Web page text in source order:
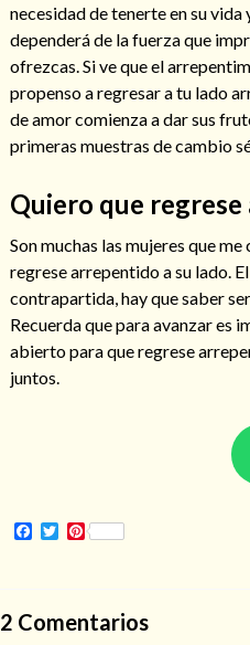
necesidad de tenerte en su
dependerá de la fuerza que
ofrezcas. Si ve que el
propenso a regresar a tu lado
de amor comienza a dar sus
primeras muestras de cambio
Quiero que
Son muchas las mujeres que
regrese arrepentido a su lado.
contrapartida, hay que saber
Recuerda que para avanzar es
abierto para que regrese
juntos.
Facebook
TwitterPinterest
2 Comentarios